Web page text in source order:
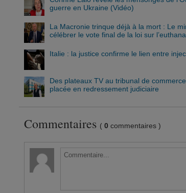
guerre en Ukraine (Vidéo)
La Macronie trinque déjà à la mort : Le
célébrer le vote final de la loi sur
Italie : la justice confirme le lien entre
Des plateaux TV au tribunal de
placée en redressement judiciaire
Commentaires ( 0 commentaires )